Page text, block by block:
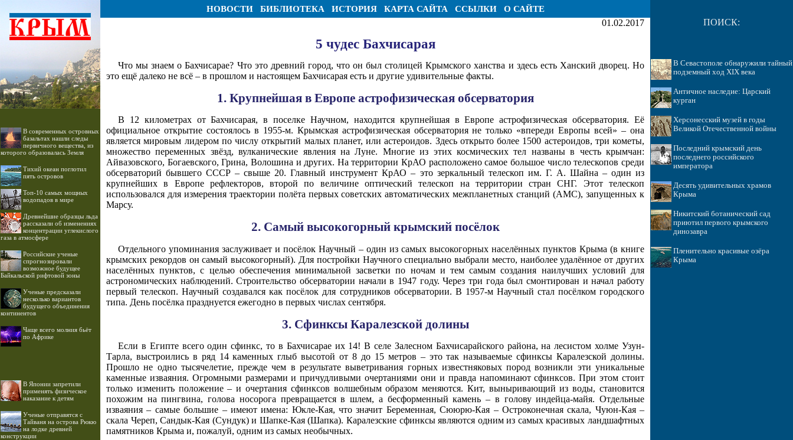
НОВОСТИ БИБЛИОТЕКА ИСТОРИЯ КАРТА САЙТА ССЫЛКИ О САЙТЕ
В современных островных
базальтах нашли следы
первичного вещества, из
которого образовалась Земля
Тихий океан поглотил
пять островов
Топ-10 самых мощных
водопадов в мире
Древнейшие образцы льда
рассказали об изменениях
концентрации углекислого
газа в атмосфере
Российские ученые
спрогнозировали
возможное будущее
Байкальской рифтовой зоны
Ученые предсказали
несколько вариантов
будущего объединения
континентов
Чаще всего молния бьёт
по Африке
В Японии запретили
применять физическое
наказание к детям
Ученые отправятся с
Тайваня на острова Рюкю
на лодке древней
конструкции
01.02.2017
5 чудес Бахчисарая
Что мы знаем о Бахчисарае? Что это древний город, что он был столицей Крымского ханства и здесь есть Ханский дворец. Но
это ещё далеко не всё – в прошлом и настоящем Бахчисарая есть и другие удивительные факты.
1. Крупнейшая в Европе астрофизическая обсерватория
В 12 километрах от Бахчисарая, в поселке Научном, находится крупнейшая в Европе астрофизическая обсерватория. Её
официальное открытие состоялось в 1955-м. Крымская астрофизическая обсерватория не только «впереди Европы всей» – она
является мировым лидером по числу открытий малых планет, или астероидов. Здесь открыто более 1500 астероидов, три кометы,
множество переменных звёзд, вулканические явления на Луне. Многие из этих космических тел названы в честь крымчан:
Айвазовского, Богаевского, Грина, Волошина и других. На территории КрАО расположено самое большое число телескопов среди
обсерваторий бывшего СССР – свыше 20. Главный инструмент КрАО – это зеркальный телескоп им. Г. А. Шайна – один из
крупнейших в Европе рефлекторов, второй по величине оптический телескоп на территории стран СНГ. Этот телескоп
использовался для измерения траектории полёта первых советских автоматических межпланетных станций (АМС), запущенных к
Марсу.
2. Самый высокогорный крымский посёлок
Отдельного упоминания заслуживает и посёлок Научный – один из самых высокогорных населённых пунктов Крыма (в книге
крымских рекордов он самый высокогорный). Для постройки Научного специально выбрали место, наиболее удалённое от других
населённых пунктов, с целью обеспечения минимальной засветки по ночам и тем самым создания наилучших условий для
астрономических наблюдений. Строительство обсерватории начали в 1947 году. Через три года был смонтирован и начал работу
первый телескоп. Научный создавался как посёлок для сотрудников обсерватории. В 1957-м Научный стал посёлком городского
типа. День посёлка празднуется ежегодно в первых числах сентября.
3. Сфинксы Каралезской долины
Если в Египте всего один сфинкс, то в Бахчисарае их 14! В селе Залесном Бахчисарайского района, на лесистом холме Узун-
Тарла, выстроились в ряд 14 каменных глыб высотой от 8 до 15 метров – это так называемые сфинксы Каралезской долины.
Прошло не одно тысячелетие, прежде чем в результате выветривания горных известняковых пород возникли эти уникальные
каменные изваяния. Огромными размерами и причудливыми очертаниями они и правда напоминают сфинксов. При этом стоит
только изменить положение – и очертания сфинксов волшебным образом меняются. Кит, выныривающий из воды, становится
похожим на пингвина, голова носорога превращается в шлем, а бесформенный камень – в голову индейца-майя. Отдельные
изваяния – самые большие – имеют имена: Юкле-Кая, что значит Беременная, Сююрю-Кая – Остроконечная скала, Чуюн-Кая –
скала Череп, Сандык-Кая (Сундук) и Шапке-Кая (Шапка). Каралезские сфинксы являются одним из самых красивых ландшафтных
памятников Крыма и, пожалуй, одним из самых необычных.
ПОИСК:
В Севастополе обнаружили тайный
подземный ход XIX века
Античное наследие: Царский
курган
Херсонесский музей в годы
Великой Отечественной войны
Последний крымский день
последнего российского
императора
Десять удивительных храмов
Крыма
Никитский ботанический сад
приютил первого крымского
динозавра
Пленительно красивые озёра
Крыма